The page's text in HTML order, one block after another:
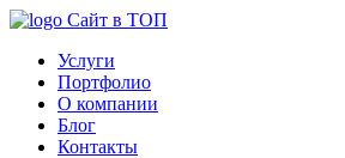
Сайт в ТОП
Услуги
Портфолио
О компании
Блог
Контакты